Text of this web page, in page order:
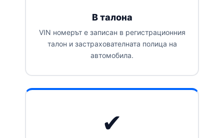
В талона
VIN номерът е записан в регистрационния
талон и застрахователната полица на
автомобила.
✔